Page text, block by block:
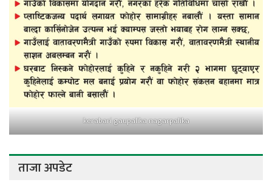
kerabari gaupalika nagarpalika
ताजा अपडेट